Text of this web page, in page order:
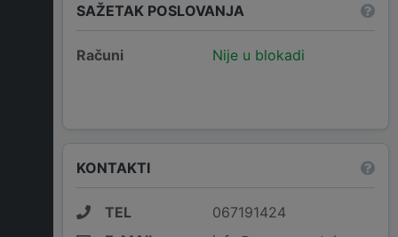
SAŽETAK POSLOVANJA
Računi Nije u blokadi
KONTAKTI
TEL
067191424